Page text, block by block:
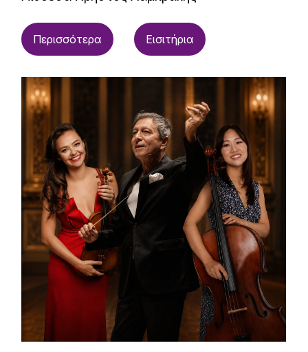
Περισσότερα Εισιτήρια